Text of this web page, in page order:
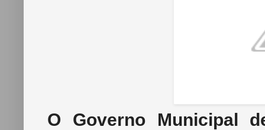
O Governo Municipal